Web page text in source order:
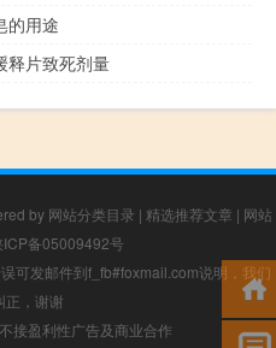
的用途
释片致死剂量
by 网站分类目录 | 精选推荐文章 | 网站
ICP备05009492号
可发邮件到f_fb#foxmail.com说明，我们
正，谢谢
接盈利性广告及商业合作